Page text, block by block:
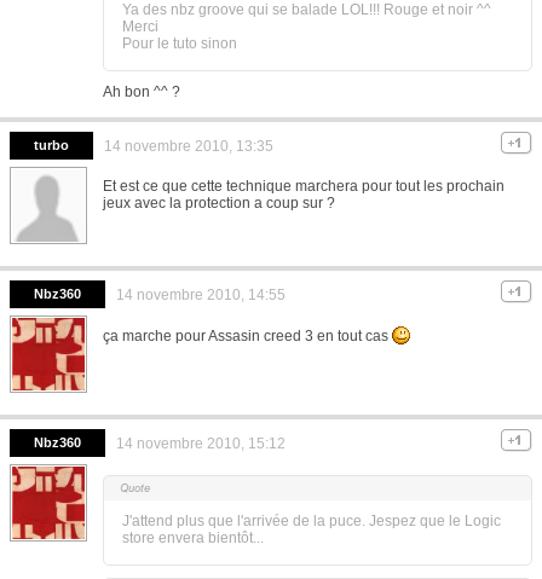
Ya des nbz groove qui se balade LOL!!! Rouge et noir ^^
Merci
Pour le tuto sinon
Ah bon ^^ ?
turbo 14 novembre 2010, 13:35
Et est ce que cette technique marchera pour tout les prochain
jeux avec la protection a coup sur ?
Nbz360 14 novembre 2010, 14:55
ça marche pour Assasin creed 3 en tout cas
Nbz360 14 novembre 2010, 15:12
J'attend plus que l'arrivée de la puce. Jespez que le Logic
store envera bientôt...